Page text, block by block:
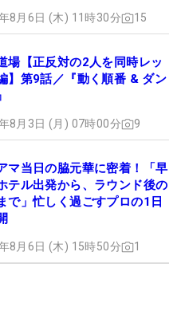
8月6日 (木) 11時30分 15
場【正反対の2人を同時レッ
】第9話／『動く順番 & ダン
8月3日 (月) 07時00分 9
マ当日の脇元華に密着！「早
テル出発から、ラウンド後の
で」忙しく過ごすプロの1日
8月6日 (木) 15時50分 1